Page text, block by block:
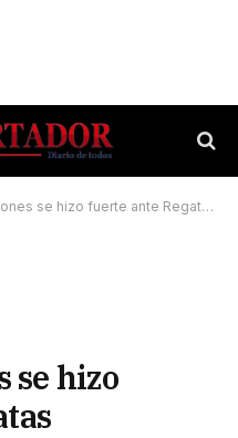
se hizo fuerte ante Regatas
se hizo